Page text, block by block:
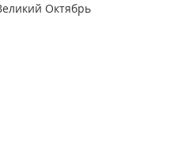
Октябрь